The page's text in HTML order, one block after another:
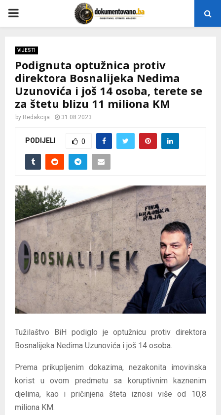
P
M
A
M
E
N
VIJESTI
Podignuta optužnica protiv
direktora Bosnalijeka Nedima
Uzunovića i još 14 osoba, terete se
za štetu blizu 11 miliona KM
by Redakcija 31.08.2023
PODIJELI 0
Tužilaštvo BiH podiglo je optužnicu protiv direktora
Bosnalijeka Nedima Uzunovića i još 14 osoba.
Prema prikupljenim dokazima, nezakonita imovinska
korist u ovom predmetu sa koruptivnim kaznenim
djelima, kao i pričinjena šteta iznosi više od 10,8
miliona KM.